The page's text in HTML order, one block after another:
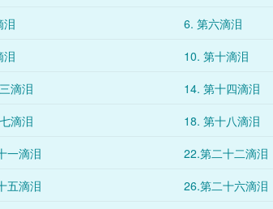
泪
6. 第六滴泪
泪
10. 第十滴泪
滴泪
14. 第十四滴泪
滴泪
18. 第十八滴泪
一滴泪
22.第二十二滴泪
五滴泪
26.第二十六滴泪